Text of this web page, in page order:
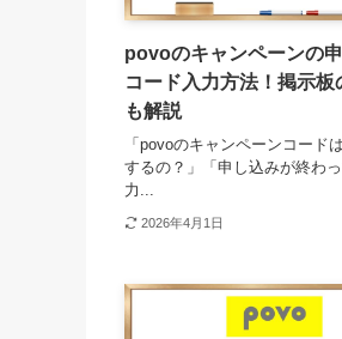
povoのキャンペーンの
コード入力方法！掲示板
も解説
「povoのキャンペーンコード
するの？」「申し込みが終わ
力...
2026年4月1日